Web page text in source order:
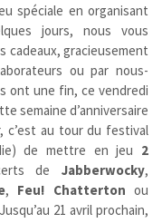
spéciale en organisant
jours, nous vous
cadeaux, gracieusement
ou par nous-
ont une fin, ce vendredi
semaine d’anniversaire
c’est au tour du festival
de mettre en jeu 2
deJabberwocky,
, Feu! Chatterton ou
21 avril prochain,